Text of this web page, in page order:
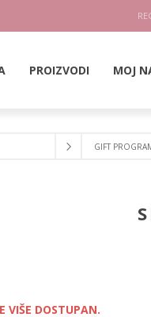
PROIZVODI MOJ
GIFT
VIŠE DOSTUPAN.